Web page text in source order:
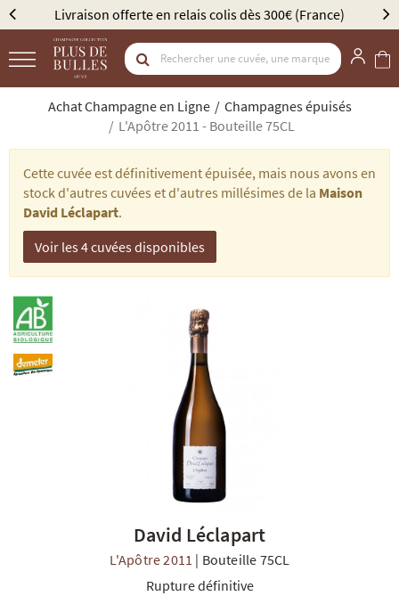
NOS COFFRETS DÉCOUVERTES NOS MEILLEURES VENTES
Livraison offerte en relais colis dès 300€ (France)
Achat Champagne en Ligne
Champagnes épuisés
L'Apôtre 2011 - Bouteille 75CL
Cette cuvée est définitivement épuisée, mais nous avons en
stock d'autres cuvées et d'autres millésimes de la Maison
David Léclapart.
Voir les 4 cuvées disponibles
David Léclapart
L'Apôtre 2011 | Bouteille 75CL
Rupture définitive